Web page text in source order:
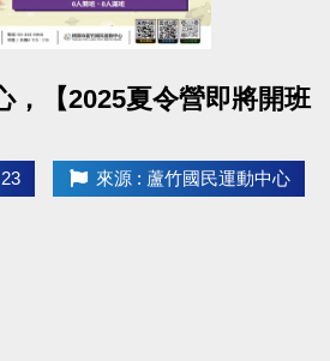
，【2025夏令營即將開班
來源 : 蘆竹國民運動中心